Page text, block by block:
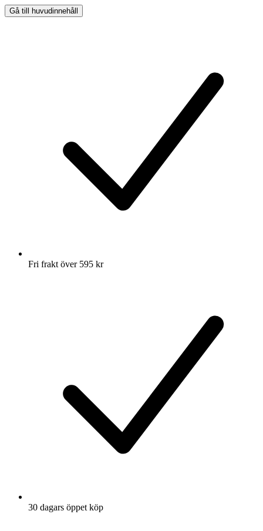
Gå till huvudinnehåll
Fri frakt över 595 kr
30 dagars öppet köp